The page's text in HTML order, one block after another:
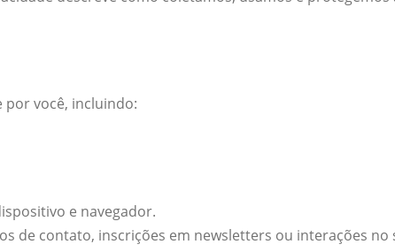
você, incluindo:
e navegador.
de contato, inscrições em newsletters ou interações no